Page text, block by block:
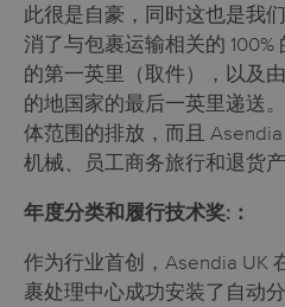
此很是自豪，同时这也是我
消了与包裹运输相关的
的第一英里（取件），以及
的地国家的最后一英里递送
体范围的排放，而且 Asendia
机械、员工商务旅行和退货产
年度分类和履行技术奖:：
作为行业首创，Asendia UK
裹处理中心成功安装了自动